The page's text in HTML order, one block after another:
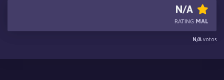
N/A
RATING MAL
N/A votos